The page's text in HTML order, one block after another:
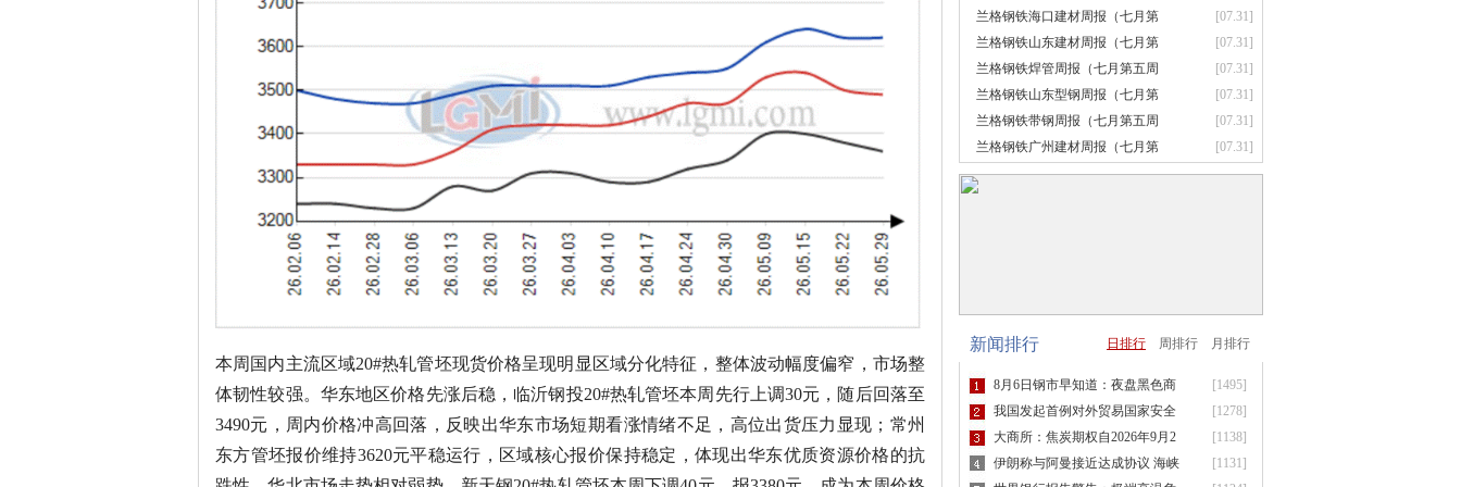
本周国内主流区域20#热轧管坯现货价格呈现明显区域分化特征，整体波动幅度偏窄，市场整
体韧性较强。华东地区价格先涨后稳，临沂钢投20#热轧管坯本周先行上调30元，随后回落至
3490元，周内价格冲高回落，反映出华东市场短期看涨情绪不足，高位出货压力显现；常州
东方管坯报价维持3620元平稳运行，区域核心报价保持稳定，体现出华东优质资源价格的抗